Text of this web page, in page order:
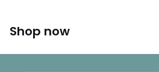
Shop now